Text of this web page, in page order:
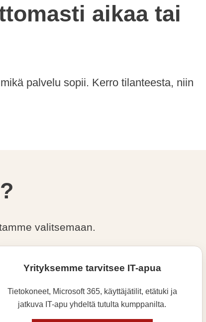
aikaa tai
palvelu sopii. Kerro tilanteesta, niin
valitsemaan.
Yrityksemme tarvitsee IT-apua
Tietokoneet, Microsoft 365, käyttäjätilit, etätuki ja
jatkuva IT-apu yhdeltä tutulta kumppanilta.